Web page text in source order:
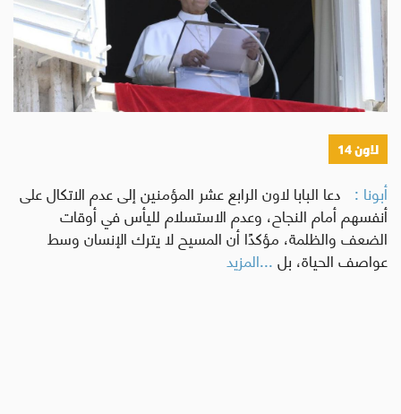
لاون 14
أبونا : دعا البابا لاون الرابع عشر المؤمنين إلى عدم الاتكال على
أنفسهم أمام النجاح، وعدم الاستسلام لليأس في أوقات
الضعف والظلمة، مؤكدًا أن المسيح لا يترك الإنسان وسط
عواصف الحياة، بل...المزيد